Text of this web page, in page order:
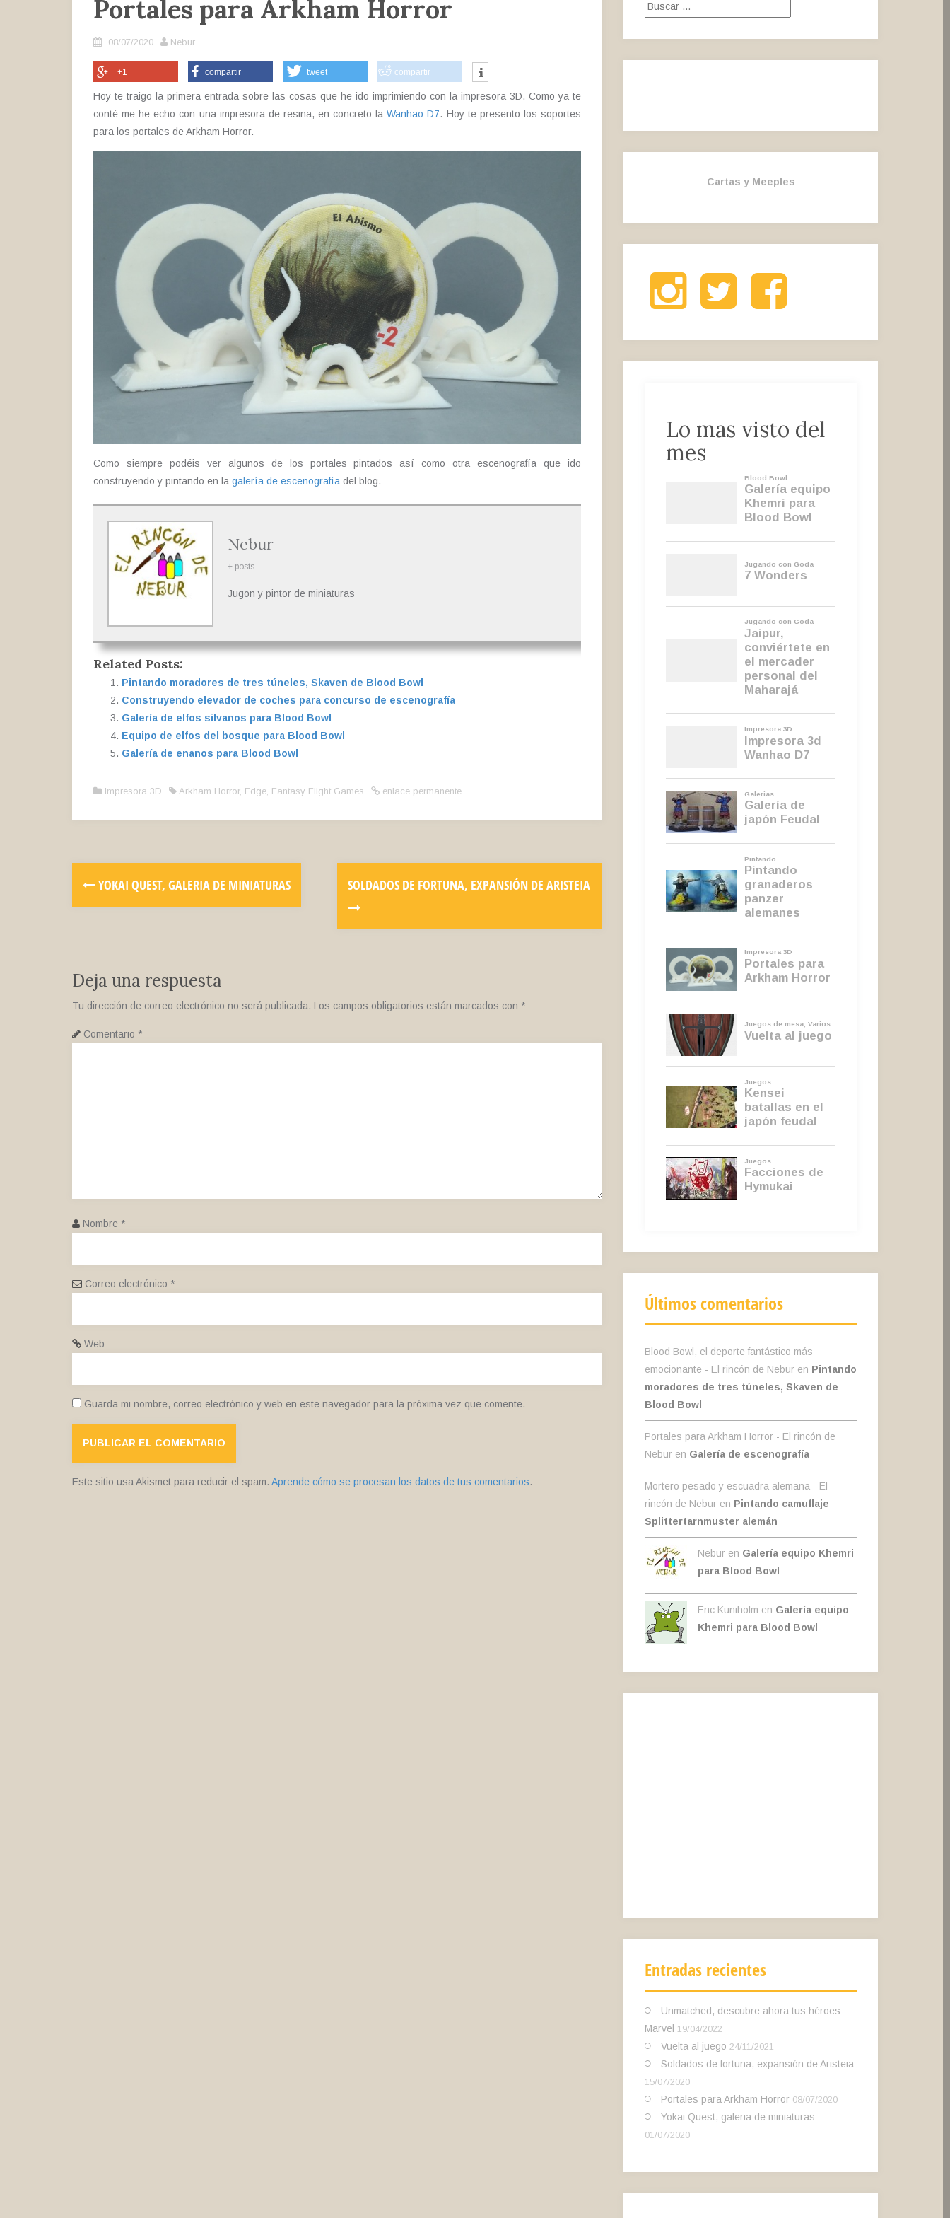
Portales para Arkham Horror
08/07/2020 Nebur
+1 compartir tweet compartir
Hoy te traigo la primera entrada sobre las cosas que he ido imprimiendo con la impresora 3D. Como ya te
conté me he echo con una impresora de resina, en concreto laWanhao D7. Hoy te presento los soportes
para los portales de Arkham Horror.
Como siempre podéis ver algunos de los portales pintados así como otra escenografía que ido
construyendo y pintando en la galería de escenografía del blog.
Nebur
+ posts
Jugon y pintor de miniaturas
Related Posts:
Pintando moradores de tres túneles, Skaven de Blood Bowl
Construyendo elevador de coches para concurso de escenografía
Galería de elfos silvanos para Blood Bowl
Equipo de elfos del bosque para Blood Bowl
Galería de enanos para Blood Bowl
Impresora 3D Arkham Horror, Edge, Fantasy Flight Games enlace permanente
YOKAI QUEST, GALERIA DE MINIATURAS SOLDADOS DE FORTUNA, EXPANSIÓN DE ARISTEIA
Deja una respuesta
Tu dirección de correo electrónico no será publicada. Los campos obligatorios están marcados con *
Comentario *
Nombre *
Correo electrónico *
Web
Guarda mi nombre, correo electrónico y web en este navegador para la próxima vez que comente.
Este sitio usa Akismet para reducir el spam. Aprende cómo se procesan los datos de tus comentarios.
Buscar:
Cartas y Meeples
Instagram Twitter Facebook
Lo mas visto del
mes
Últimos comentarios
Blood Bowl, el deporte fantástico más
emocionante - El rincón de Nebur en Pintando
moradores de tres túneles, Skaven de
Blood Bowl
Portales para Arkham Horror - El rincón de
Nebur en Galería de escenografía
Mortero pesado y escuadra alemana - El
rincón de Nebur en Pintando camuflaje
Splittertarnmuster alemán
Nebur en Galería equipo Khemri
para Blood Bowl
Eric Kuniholm en Galería equipo
Khemri para Blood Bowl
Entradas recientes
Unmatched, descubre ahora tus héroes
Marvel 19/04/2022
Vuelta al juego 24/11/2021
Soldados de fortuna, expansión de Aristeia
15/07/2020
Portales para Arkham Horror 08/07/2020
Yokai Quest, galeria de miniaturas
01/07/2020